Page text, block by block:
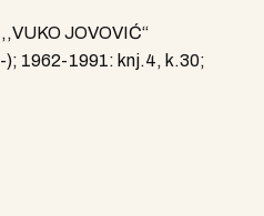
JOVOVIĆ“
1962-1991: knj.4, k.30;